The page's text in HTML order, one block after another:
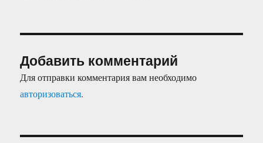
Добавить комментарий
Для отправки комментария вам необходимо
авторизоваться.